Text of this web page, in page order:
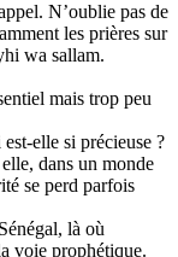
N’oublie pas de
les prières sur
wa sallam.
mais trop peu
elle si précieuse ?
dans un monde
se perd parfois
là où
voie prophétique.